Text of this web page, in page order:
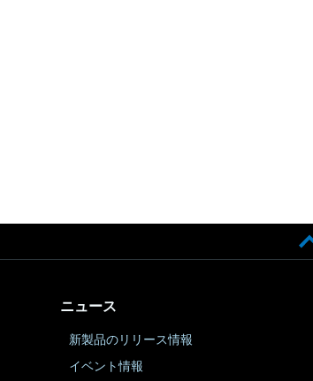
ニュース
新製品のリリース情報
イベント情報